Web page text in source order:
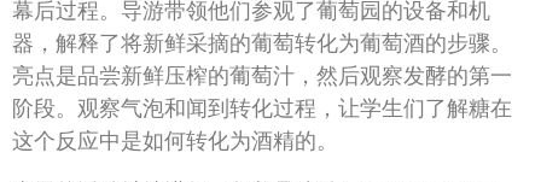
幕后过程。导游带领他们参观了葡萄园的设备和机
器，解释了将新鲜采摘的葡萄转化为葡萄酒的步骤。
亮点是品尝新鲜压榨的葡萄汁，然后观察发酵的第一
阶段。观察气泡和闻到转化过程，让学生们了解糖在
这个反应中是如何转化为酒精的。